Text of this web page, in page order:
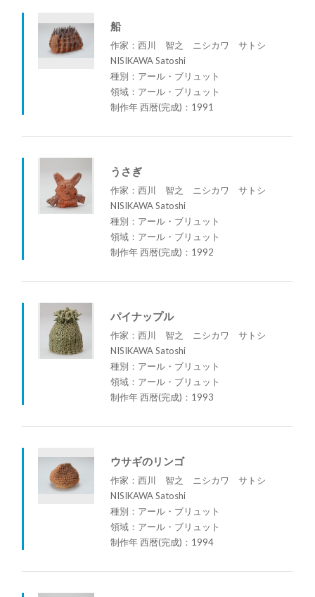
船
作家：西川 智之 ニシカワ サトシ
NISIKAWA Satoshi
種別：アール・ブリュット
領域：アール・ブリュット
制作年 西暦(完成)：1991
うさぎ
作家：西川 智之 ニシカワ サトシ
NISIKAWA Satoshi
種別：アール・ブリュット
領域：アール・ブリュット
制作年 西暦(完成)：1992
パイナップル
作家：西川 智之 ニシカワ サトシ
NISIKAWA Satoshi
種別：アール・ブリュット
領域：アール・ブリュット
制作年 西暦(完成)：1993
ウサギのリンゴ
作家：西川 智之 ニシカワ サトシ
NISIKAWA Satoshi
種別：アール・ブリュット
領域：アール・ブリュット
制作年 西暦(完成)：1994